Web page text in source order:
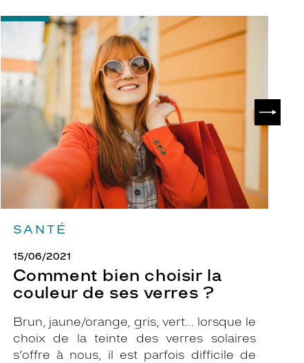
SANTÉ
15/06/2021
Comment bien choisir la
couleur de ses verres ?
Brun, jaune/orange, gris, vert… lorsque le
choix de la teinte des verres solaires
s’offre à nous, il est parfois difficile de
-
Comment
choisir
la
couleur
de
verres